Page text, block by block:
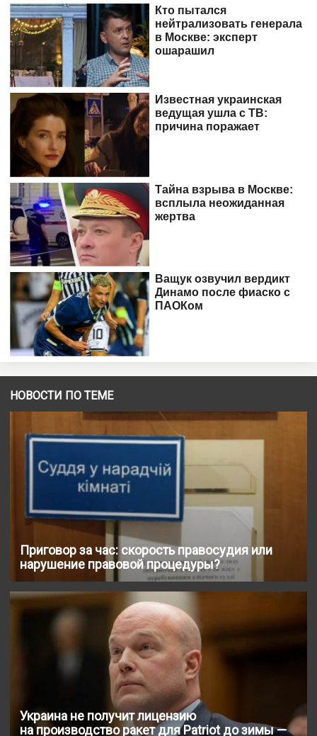
НОВОСТИ ПО ТЕМЕ
Приговор за час: скорость правосудия или
нарушение правовой процедуры?
Украина не получит лицензию
на производство ракет для Patriot до зимы —